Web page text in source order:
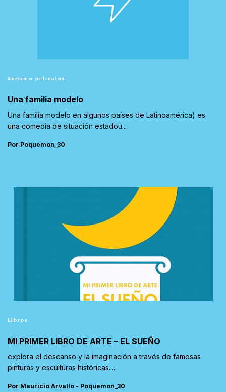
Series o películas
Una familia modelo
Una familia modelo en algunos países de Latinoamérica) es
una comedia de situación estadou...
Por Poquemon_30
Libros
MI PRIMER LIBRO DE ARTE – EL SUEÑO
explora el descanso y la imaginación a través de famosas
pinturas y esculturas históricas....
Por Mauricio Arvallo - Poquemon_30